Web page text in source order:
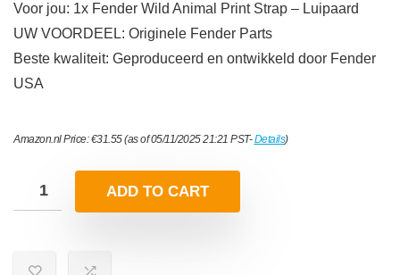
Voor jou: 1x Fender Wild Animal Print Strap – Luipaard
UW VOORDEEL: Originele Fender Parts
Beste kwaliteit: Geproduceerd en ontwikkeld door Fender
USA
Amazon.nl Price:€31.55(as of 05/11/2025 21:21 PST-Details)
ADD TO CART